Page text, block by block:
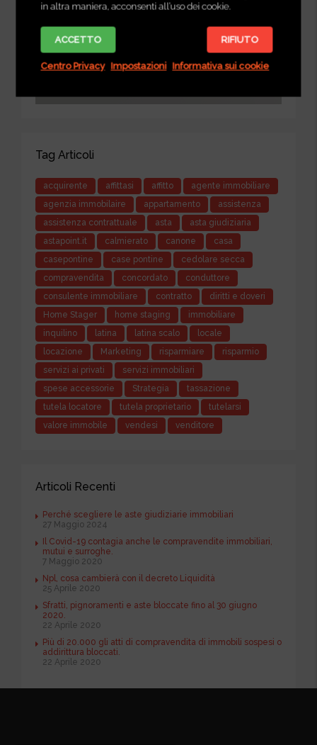
Tag Articoli
acquirente affittasi affitto
agente immobiliare
agenzia immobilaire
appartamento
assistenza
assistenza contrattuale
asta
asta giudiziaria
astapoint.it
calmierato canone
casa
casepontine
case pontine
cedolare secca
compravendita
concordato
conduttore
consulente immobiliare
contratto
diritti e doveri
Home Stager
home staging
immobiliare
inquilino
latina latina scalo
locale
locazione
Marketing risparmiare
risparmio
servizi ai privati
servizi immobiliari
spese accessorie
Strategia
tassazione
tutela locatore
tutela proprietario
tutelarsi
valore immobile
vendesi venditore
Articoli Recenti
Perché scegliere le aste giudiziarie immobiliari
27 Maggio 2024
Il Covid-19 contagia anche le compravendite immobiliari,
mutui e surroghe.
7 Maggio 2020
Npl, cosa cambierà con il decreto Liquidità
25 Aprile 2020
Sfratti, pignoramenti e aste bloccate fino al 30 giugno
2020.
22 Aprile 2020
Più di 20.000 gli atti di compravendita di immobili sospesi o
addirittura bloccati.
22 Aprile 2020
in altra maniera, acconsenti all’uso dei cookie.
ACCETTO RIFIUTO
Centro Privacy Impostazioni Informativa sui cookie